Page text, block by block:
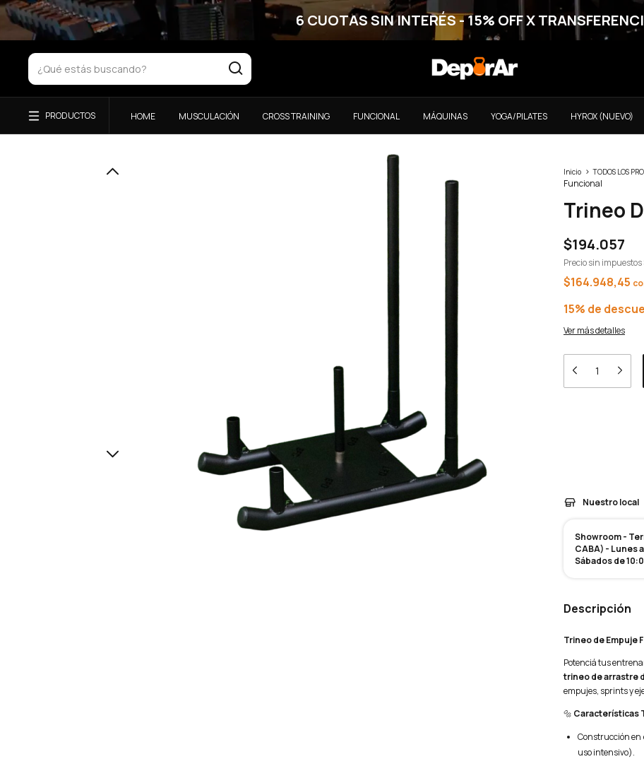
6 CUOTAS SIN INTERÉS - 15% OFF X
HOME MUSCULACIÓN CROSS TRAINING FUNCIONAL MÁQUINAS YOGA/PILATES HYROX (NUEVO)
Inicio > TODOS LOS
Funcional
Trineo
$194.057
Precio sin impuestos
$164.948,45
15% de
Ver más detalles
Nuestro local
Showroom -
CABA) - Lunes
Sábados de
Descripción
Trineo de Empuje
Potenciá tus
trineo de arrastre
empujes, sprints y
🔩 Características
Construcción en
uso intensivo).